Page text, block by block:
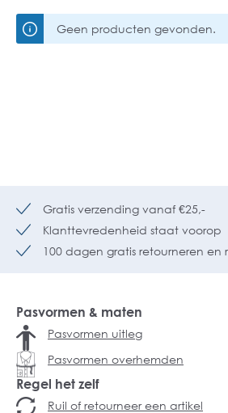
Geen producten gevonden.
Gratis verzending vanaf €25,-
Klanttevredenheid staat voorop
100 dagen gratis retourneren en
Pasvormen & maten
Pasvormen uitleg
Pasvormen overhemden
Regel het zelf
Ruil of retourneer een artikel